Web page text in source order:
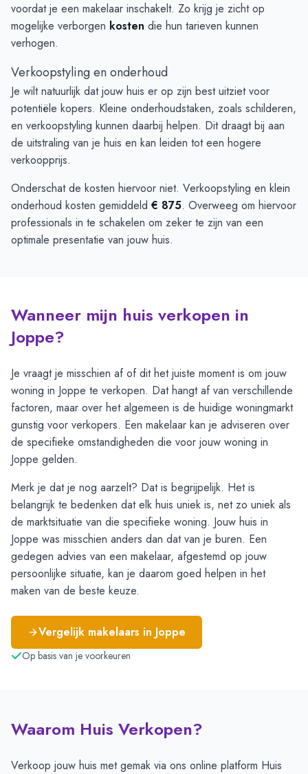
voordat je een makelaar inschakelt. Zo krijg je zicht op
mogelijke verborgen kosten die hun tarieven kunnen
verhogen.
Verkoopstyling en onderhoud
Je wilt natuurlijk dat jouw huis er op zijn best uitziet voor
potentiële kopers. Kleine onderhoudstaken, zoals schilderen,
en verkoopstyling kunnen daarbij helpen. Dit draagt bij aan
de uitstraling van je huis en kan leiden tot een hogere
verkoopprijs.
Onderschat de kosten hiervoor niet. Verkoopstyling en klein
onderhoud kosten gemiddeld € 875. Overweeg om hiervoor
professionals in te schakelen om zeker te zijn van een
optimale presentatie van jouw huis.
Wanneer mijn huis verkopen in
Joppe?
Je vraagt je misschien af of dit het juiste moment is om jouw
woning in Joppe te verkopen. Dat hangt af van verschillende
factoren, maar over het algemeen is de huidige woningmarkt
gunstig voor verkopers. Een makelaar kan je adviseren over
de specifieke omstandigheden die voor jouw woning in
Joppe gelden.
Merk je dat je nog aarzelt? Dat is begrijpelijk. Het is
belangrijk te bedenken dat elk huis uniek is, net zo uniek als
de marktsituatie van die specifieke woning. Jouw huis in
Joppe was misschien anders dan dat van je buren. Een
gedegen advies van een makelaar, afgestemd op jouw
persoonlijke situatie, kan je daarom goed helpen in het
maken van de beste keuze.
Vergelijk makelaars in Joppe
Op basis van je voorkeuren
Waarom Huis Verkopen?
Verkoop jouw huis met gemak via ons online platform Huis